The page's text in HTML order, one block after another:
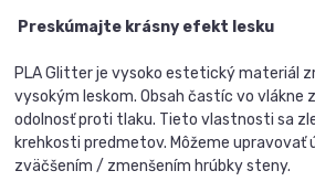
Preskúmajte krásny efekt lesku
PLA Glitter je vysoko estetický materiál
vysokým leskom. Obsah častíc vo vlákne
odolnosť proti tlaku. Tieto vlastnosti sa
krehkosti predmetov. Môžeme upravovať
zväčšením / zmenšením hrúbky steny.